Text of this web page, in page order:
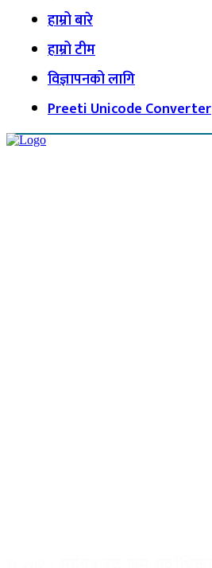
हाम्रो बारे
हाम्रो टीम
विज्ञापनको लागि
Preeti Unicode Converter